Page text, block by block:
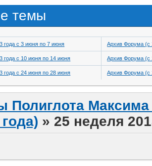
темы
года с 3 июня по 7 июня Архив Форума (с
года с 10 июня по 14 июня Архив Форума (с
года с 24 июня по 28 июня Архив Форума (с
Полиглота
» 25 неделя